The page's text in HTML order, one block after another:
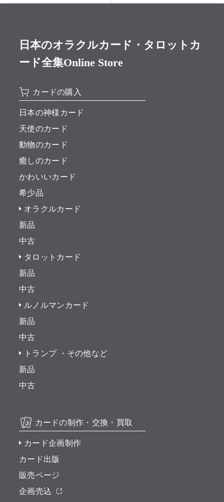
日本のオラクルカード・タロットカ
ード全集Online Store
カードの購入
日本の神様カード
天使のカード
動物のカード
癒しのカード
かわいいカード
希少品
オラクルカード
新品
中古
タロットカード
新品
中古
ルノルマンカード
新品
中古
トランプ ・その他など
新品
中古
カードの制作・交換・買取
カード企画制作
カード出版
販売ページ
企画売込